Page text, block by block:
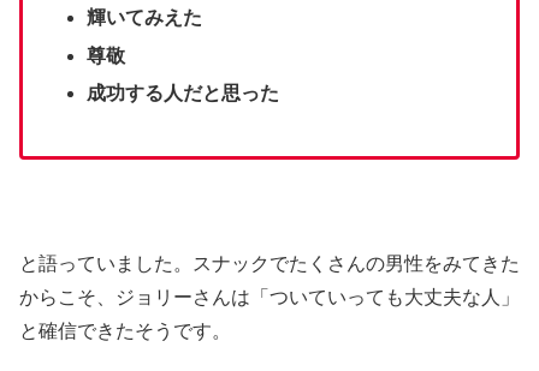
輝いてみえた
尊敬
成功する人だと思った
と語っていました。スナックでたくさんの男性をみてきた
からこそ、ジョリーさんは「ついていっても大丈夫な人」
と確信できたそうです。